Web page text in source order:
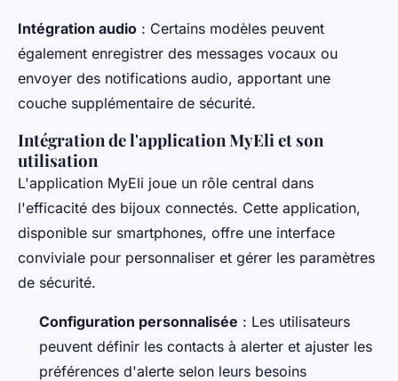
Intégration audio : Certains modèles peuvent
également enregistrer des messages vocaux ou
envoyer des notifications audio, apportant une
couche supplémentaire de sécurité.
Intégration de l'application MyEli et son
utilisation
L'application MyEli joue un rôle central dans
l'efficacité des bijoux connectés. Cette application,
disponible sur smartphones, offre une interface
conviviale pour personnaliser et gérer les paramètres
de sécurité.
Configuration personnalisée : Les utilisateurs
peuvent définir les contacts à alerter et ajuster les
préférences d'alerte selon leurs besoins